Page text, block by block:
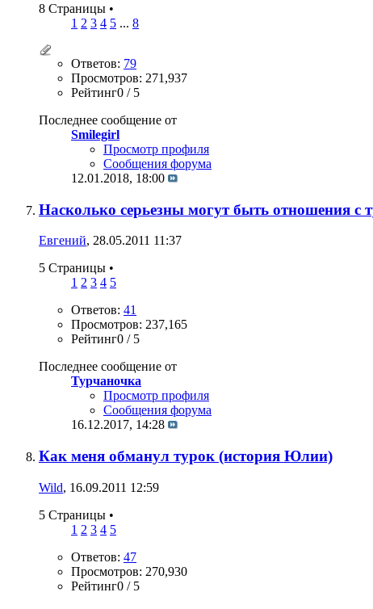
8 Страницы •
1 2 3 4 5 ... 8
Ответов: 79
Просмотров: 271,937
Рейтинг0 / 5
Последнее сообщение от
Smilegirl
Просмотр профиля
Сообщения форума
12.01.2018, 18:00
Насколько серьезны могут быть отношения с
Евгений, 28.05.2011 11:37
5 Страницы •
1 2 3 4 5
Ответов: 41
Просмотров: 237,165
Рейтинг0 / 5
Последнее сообщение от
Турчаночка
Просмотр профиля
Сообщения форума
16.12.2017, 14:28
Как меня обманул турок (история Юлии)
Wild, 16.09.2011 12:59
5 Страницы •
1 2 3 4 5
Ответов: 47
Просмотров: 270,930
Рейтинг0 / 5